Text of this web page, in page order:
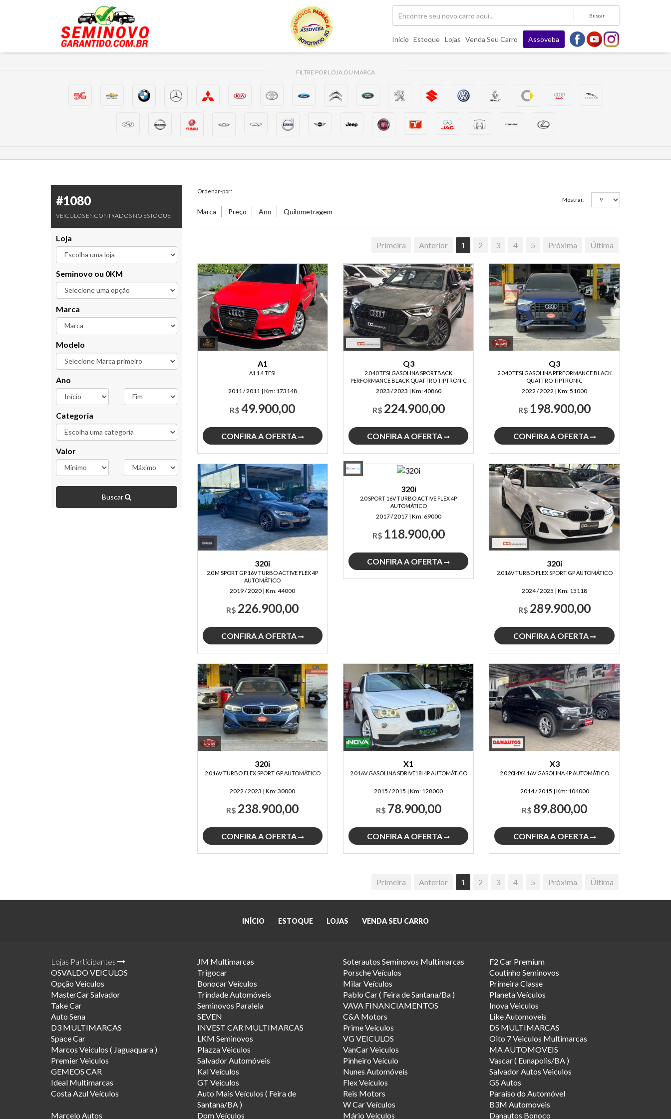
Buscar
Início Estoque Lojas Venda Seu Carro Assoveba
FILTRE POR LOJA OU MARCA
#1080
VEICULOS ENCONTRADOS NO ESTOQUE
Loja
Seminovo ou 0KM
Marca
Modelo
Ano
Categoria
Valor
Buscar
Ordenar-por:
Marca Preço Ano Quilometragem
Mostrar:
Primeira Anterior 1 2 3 4 5 Próxima Última
A1
A1 1.4 TFSI
2011 / 2011 | Km: 173148
R$ 49.900,00
CONFIRA A OFERTA
Q3
2.0 40 TFSI GASOLINA SPORTBACK
PERFORMANCE BLACK QUATTRO TIPTRONIC
2023 / 2023 | Km:40860
R$ 224.900,00
CONFIRA A OFERTA
Q3
2.0 40 TFSI GASOLINA PERFORMANCE BLACK
QUATTRO TIPTRONIC
2022 / 2022 |Km:51000
R$ 198.900,00
CONFIRA A OFERTA
320i
2.0 M SPORT GP 16V TURBO ACTIVE FLEX 4P
AUTOMÁTICO
2019 / 2020 |Km:44000
R$ 226.900,00
CONFIRA A OFERTA
320i
2.0 SPORT 16V TURBO ACTIVE FLEX 4P
AUTOMÁTICO
2017 / 2017 | Km: 69000
R$ 118.900,00
CONFIRA A OFERTA 320i
2.0 16V TURBO FLEX SPORT GP AUTOMÁTICO
2024 / 2025 |Km: 15118
R$ 289.900,00
CONFIRA A OFERTA
320i
2.0 16V TURBO FLEX SPORT GP AUTOMÁTICO
2022 / 2023 |Km:30000
R$ 238.900,00
CONFIRA A OFERTA
X1
2.0 16V GASOLINA SDRIVE18I 4P AUTOMÁTICO
2015 / 2015 |Km: 128000
R$ 78.900,00
CONFIRA A OFERTA
X3
2.0 20I 4X4 16V GASOLINA 4P AUTOMÁTICO
2014 / 2015 | Km: 104000
R$ 89.800,00
CONFIRA A OFERTA
Primeira Anterior 1 2 3 4 5 Próxima Última
INÍCIO ESTOQUE LOJAS VENDA SEU CARRO
Lojas Participantes JM Multimarcas Soterautos Seminovos Multimarcas
F2 Car Premium
OSVALDO VEICULOS
Trigocar Porsche Veículos
Coutinho Seminovos
Opção Veiculos
Bonocar Veículos Milar Veículos
Primeira Classe
MasterCar Salvador
Trindade Automóveis Pablo Car ( Feira de Santana/Ba )
Planeta Veículos
Take Car
Seminovos Paralela VAVA FINANCIAMENTOS
Inova Veiculos
Auto Sena
SEVEN C&A Motors
Like Automoveis
D3 MULTIMARCAS
INVEST CAR MULTIMARCAS Prime Veículos
DS MULTIMARCAS
Space Car
LKM Seminovos VG VEICULOS
Oito 7 Veiculos Multimarcas
Marcos Veiculos ( Jaguaquara )
Plazza Veiculos VanCar Veiculos
MA AUTOMOVEIS
Premier Veiculos
Salvador Automóveis Pinheiro Veículo
Vascar ( Eunapolis/BA )
GEMEOS CAR
Kal Veículos Nunes Automóveis
Salvador Autos Veiculos
Ideal Multimarcas
GT Veiculos Flex Veículos
GS Autos
Costa Azul Veículos
Auto Mais Veículos ( Feira de
Santana/BA )
Reis Motors
Paraíso do Automóvel
W Car Veículos
B3M Automoveis
Marcelo Autos
Dom Veículos Mário Veículos Danautos Bonoco